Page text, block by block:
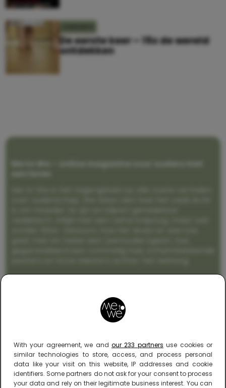
With your agreement, we and our 233 partners use cookies or
similar technologies to store, access, and process personal
data like your visit on this website, IP addresses and cookie
identifiers. Some partners do not ask for your consent to process
your data and rely on their legitimate business interest. You can
De eerste keer – 15x de wereld
ontdekken
Me to We – online magazine voor ouders met